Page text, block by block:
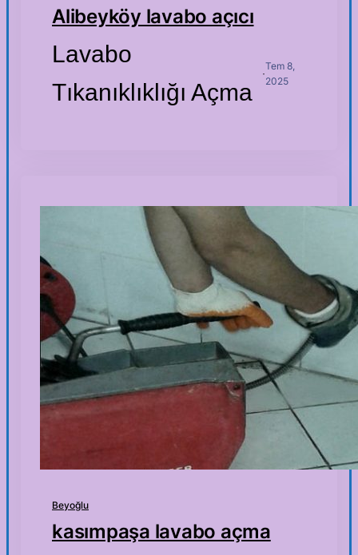
Alibeyköy lavabo açıcı
Lavabo
Tıkanıklıklığı Açma
·
Tem 8,
2025
Beyoğlu
kasımpaşa lavabo açma